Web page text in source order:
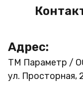
Адрес:
ТМ Параметр /
ул. Просторная,